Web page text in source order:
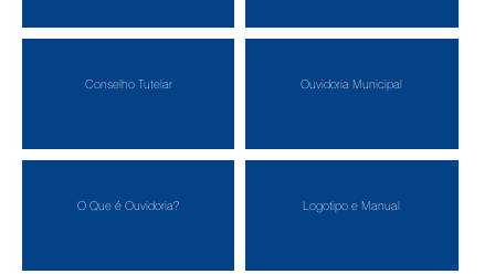
Conselho Tutelar Ouvidoria Municipal
O Que é Ouvidoria? Logotipo e Manual